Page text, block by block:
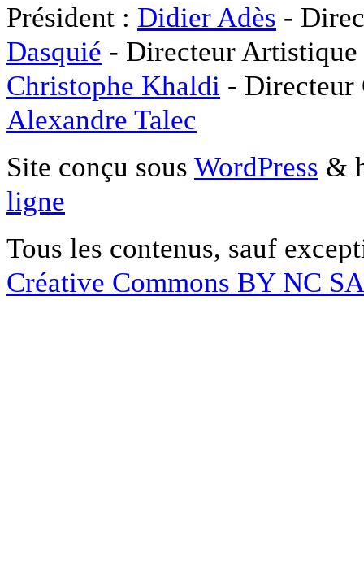
Président : Didier Adès -
Dasquié - Directeur
Christophe Khaldi -
Alexandre Talec
Site conçu sous WordPress &
ligne
Tous les contenus, sauf
Créative Commons BY NC SA